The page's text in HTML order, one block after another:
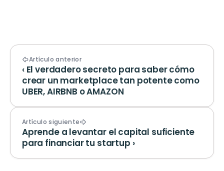
Artículo anterior
‹ El verdadero secreto para saber cómo
crear un marketplace tan potente como
UBER, AIRBNB o AMAZON
Artículo siguiente
Aprende a levantar el capital suficiente
para financiar tu startup ›